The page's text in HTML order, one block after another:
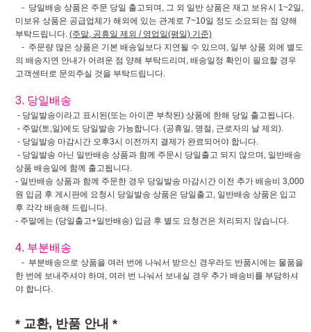
- 당일배송 상품은 주문 당일 출고되며, 그 외 일반 상품은 재고 보유시 1~2일,
미보유 상품은 공급업체가 해외에 있는 관계로 7~10일 정도 소요되는 점 양해
부탁드립니다. (주말, 공휴일 제외 / 영업일(평일) 기준)
- 주문량 많은 상품은 기본 배송일보다 지연될 수 있으며, 일부 상품 외에 별도
의 배송지연 안내가 어려운 점 양해 부탁드리며, 배송일정 확인이 필요할 경우
고객센터로 문의주실 것을 부탁드립니다.
3. 당일배송
- 당일발송이라고 표시된(또는 아이콘 부착된) 상품에 한해 당일 출고됩니다.
- 주말(토,일)에도 당일발송 가능합니다. (공휴일, 명절, 근로자의 날 제외).
- 당일발송 마감시간 오후3시 이전까지 결제가 완료되어야 합니다.
- 당일발송 아닌 일반배송 상품과 함께 주문시 당일출고 되지 않으며, 일반배송
상품 배송일에 함께 출고됩니다.
- 일반배송 상품과 함께 주문한 경우 당일발송 마감시간 이전 추가 배송비 3,000
원 입금 후 게시판에 요청시 당일발송 상품은 당일출고, 일반배송 상품은 입고
후 각각 배송해 드립니다.
- 주말에는 (당일출고+일반배송) 입금 후 별도 요청건은 처리되지 않습니다.
4. 부분배송
- 부분배송으로 상품을 여러 번에 나눠서 받으신 경우라도 반품시에는 물품을
한 번에 보내주셔야 하며, 여러 번 나눠서 보내실 경우 추가 배송비를 부담하셔
야 합니다.
* 교환, 반품 안내 *